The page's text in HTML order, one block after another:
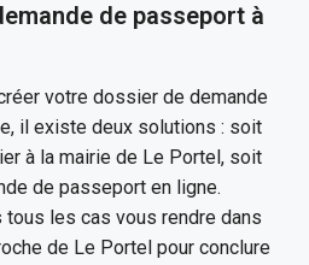
de passeport à
votre dossier de demande
il existe deux solutions : soit
à la mairie de Le Portel, soit
de passeport en ligne.
les cas vous rendre dans
de Le Portel pour conclure